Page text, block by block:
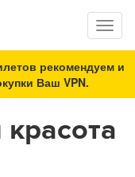
рекомендуем и
Ваш VPN.